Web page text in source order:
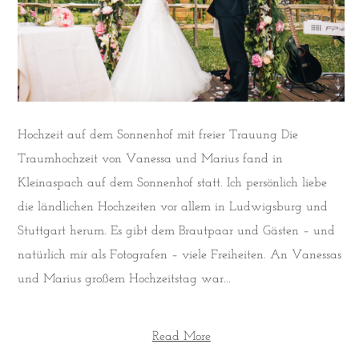
Hochzeit auf dem Sonnenhof mit freier Trauung Die
Traumhochzeit von Vanessa und Marius fand in
Kleinaspach auf dem Sonnenhof statt. Ich persönlich liebe
die ländlichen Hochzeiten vor allem in Ludwigsburg und
Stuttgart herum. Es gibt dem Brautpaar und Gästen – und
natürlich mir als Fotografen – viele Freiheiten. An Vanessas
und Marius großem Hochzeitstag war...
Read More